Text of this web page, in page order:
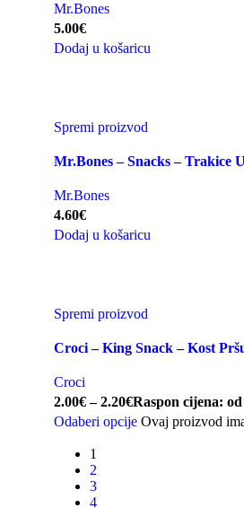
Mr.Bones
5.00€
Dodaj u košaricu
Spremi proizvod
Mr.Bones – Snacks – Trakice
Mr.Bones
4.60€
Dodaj u košaricu
Spremi proizvod
Croci – King Snack – Kost
Croci
2.00€ – 2.20€Raspon cijena:
Odaberi opcije Ovaj proizvod
1
2
3
4